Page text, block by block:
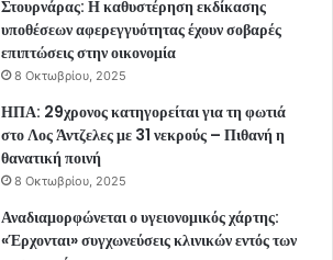
Στουρνάρας: Η καθυστέρηση εκδίκασης
υποθέσεων αφερεγγυότητας έχουν σοβαρές
επιπτώσεις στην οικονομία
8 Οκτωβρίου, 2025
ΗΠΑ: 29χρονος κατηγορείται για τη φωτιά
στο Λος Άντζελες με 31 νεκρούς – Πιθανή η
θανατική ποινή
8 Οκτωβρίου, 2025
Αναδιαμορφώνεται ο υγειονομικός χάρτης:
«Έρχονται» συγχωνεύσεις κλινικών εντός των